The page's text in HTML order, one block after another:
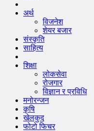
अर्थ
विजनेश
शेयर बजार
संस्कृति
साहित्य
शिक्षा
लोकसेवा
रोजगार
विज्ञान र प्रविधि
मनोरन्जन
कृषि
खेलकुद
फोटो फिचर